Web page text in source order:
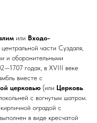
или Входо-
части Суздаля,
и оборонительными
годах, в XVIII веке
вместе с
церковью (или Церковь
с вогнутым шатром.
оградой с
в виде кресчатой